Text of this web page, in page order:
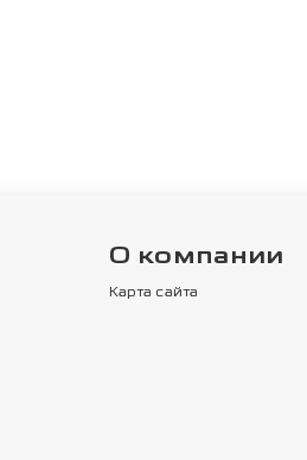
О компании
Карта сайта